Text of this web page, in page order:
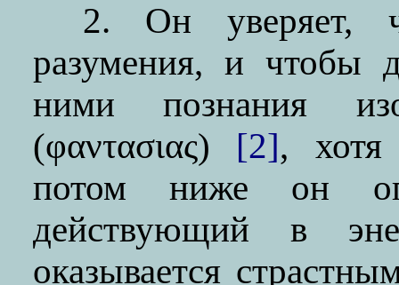
2. Он уверяет,
разумения, и чтобы
ними познания
(φαντασιας) [2], хотя
потом ниже он
действующий в
оказывается